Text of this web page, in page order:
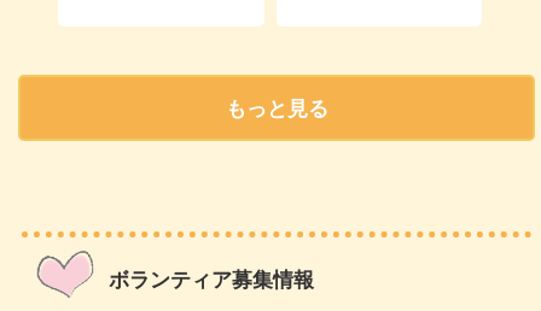
もっと見る
ボランティア募集情報